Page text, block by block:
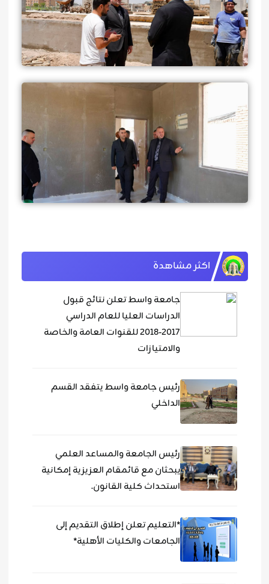
اكثر مشاهدة
جامعة واسط تعلن نتائج قبول
الدراسات العليا للعام الدراسي
٢٠١٧-٢٠١٨ للقنوات العامة والخاصة
والامتيازات
رئيس جامعة واسط يتفقد القسم
الداخلي
رئيس الجامعة والمساعد العلمي
يبحثان مع قائمقام العزيزية إمكانية
استحداث كلية القانون.
*التعليم تعلن إطلاق التقديم إلى
الجامعات والكليات الأهلية*